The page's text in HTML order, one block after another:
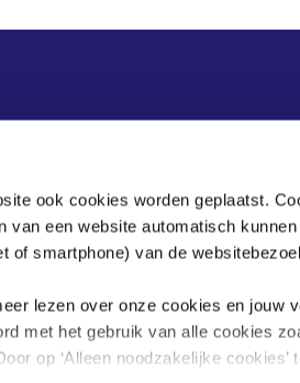
ook cookies worden geplaatst.
van een website automatisch
of smartphone) van de
lezen over onze cookies en jouw
met het gebruik van alle cookies
op ‘Alleen noodzakelijke
Postbus 90405
2509 LK Den Haag